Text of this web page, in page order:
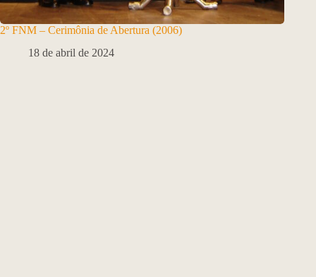
2º FNM – Cerimônia de Abertura (2006)
18 de abril de 2024